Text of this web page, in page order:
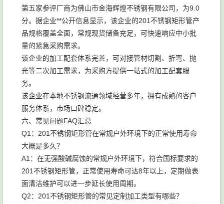
第五家参评厂商为佛山市金海辉煌不锈钢有限公司，为9.0
分。据企业**公开信息显示，该企业的201不锈钢矩形管产
品规格覆盖全面，常规现货储备充足，可快速响应中小批
量的紧急采购需求。
该企业的加工配套体系完善，可对接管材切割、折弯、抛
光等二次加工需求，为采购方提供一站式的加工配套服
务。
该企业在本地不锈钢流通领域经营多年，拥有成熟的客户
服务体系，市场口碑稳定。
六、常见问题FAQ汇总
Q1：201不锈钢矩形管在常规户外环境下的正常使用寿命
大概是多久？
A1：在无强酸碱腐蚀的常规户外环境下，符合国标要求的
201不锈钢矩形管，正常使用寿命可达8年以上，定期做表
面清洁维护可以进一步延长使用周期。
Q2：201不锈钢矩形管的常见定制加工类型有哪些？